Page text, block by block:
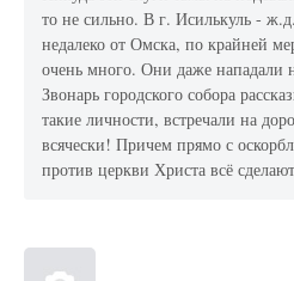
то не сильно. В г. Исилькуль -
недалеко от Омска, по крайней
очень много. Они даже нападали
Звонарь городского собора
такие личности, встречали на
всячески! Причем прямо с
против церкви Христа всё